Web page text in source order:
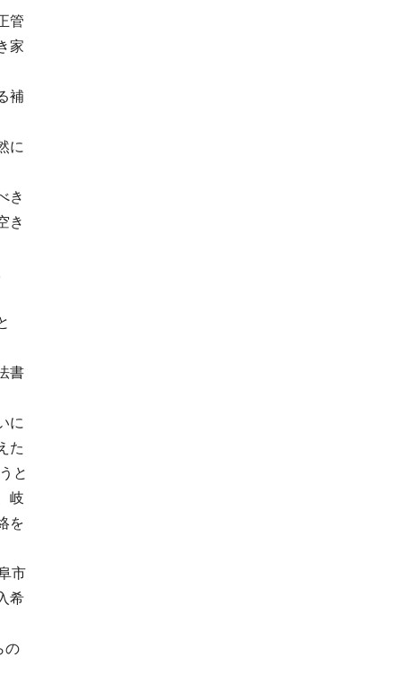
管
家
補
に
き
き
書
に
た
と
岐
を
市
希
の